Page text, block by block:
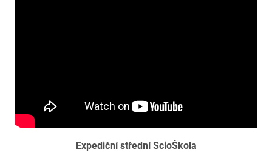
Expediční střední ScioŠkola